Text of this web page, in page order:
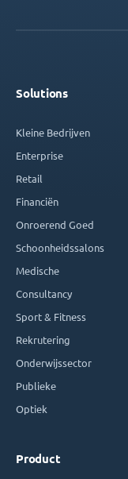
Solutions
Kleine Bedrijven
Enterprise
Retail
Financiën
Onroerend Goed
Schoonheidssalons
Medische
Consultancy
Sport & Fitness
Rekrutering
Onderwijssector
Publieke
Optiek
Product